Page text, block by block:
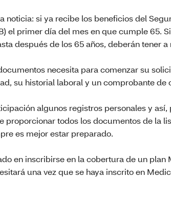
noticia: si ya recibe los beneficios del
el primer día del mes en que cumple 65.
después de los 65 años, deberán tener
necesita para comenzar su
su historial laboral y un comprobante
algunos registros personales y
proporcionar todos los documentos de la
es mejor estar preparado.
en inscribirse en la cobertura de un
una vez que se haya inscrito en